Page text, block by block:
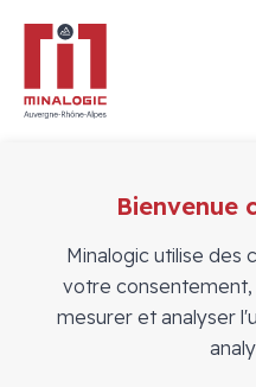
Bienvenue
Minalogic utilise des
votre consentement,
mesurer et analyser